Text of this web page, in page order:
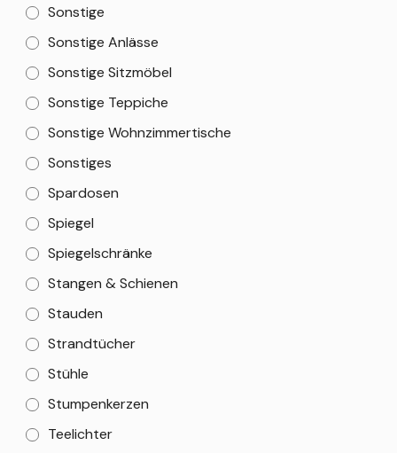
Sonstige
Sonstige Anlässe
Sonstige Sitzmöbel
Sonstige Teppiche
Sonstige Wohnzimmertische
Sonstiges
Spardosen
Spiegel
Spiegelschränke
Stangen & Schienen
Stauden
Strandtücher
Stühle
Stumpenkerzen
Teelichter